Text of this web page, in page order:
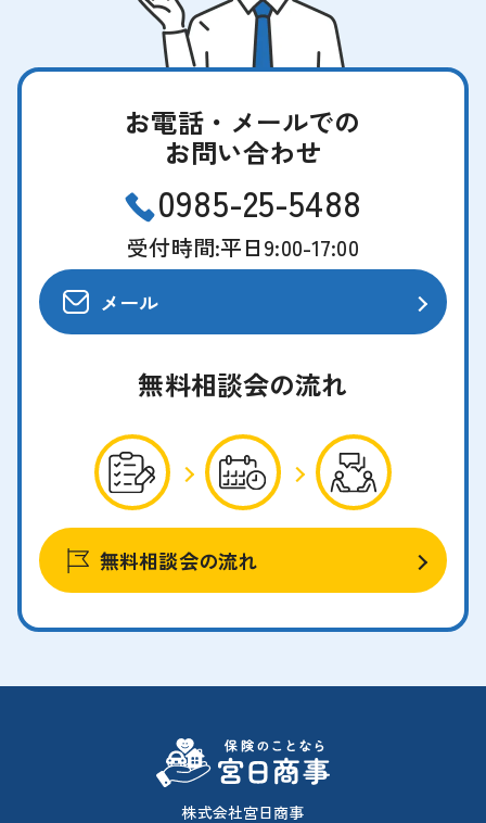
お電話・メールでの
お問い合わせ
0985-25-5488
受付時間:平日9:00-17:00
メール
無料相談会の流れ
無料相談会の流れ
株式会社宮日商事